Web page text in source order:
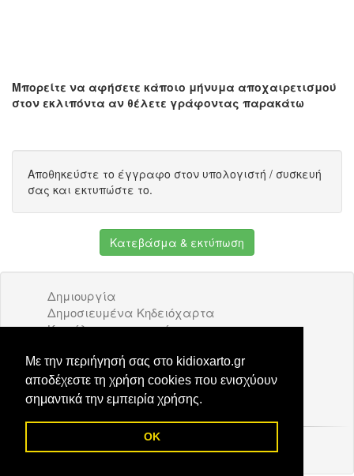
Με την περιήγησή σας στο kidioxarto.gr
αποδέχεστε τη χρήση cookies που ενισχύουν
σημαντικά την εμπειρία χρήσης.
OK
Μπορείτε να αφήσετε κάποιο μήνυμα αποχαιρετισμού
στον εκλιπόντα αν θέλετε γράφοντας παρακάτω
Αποθηκεύστε το έγγραφο στον υπολογιστή / συσκευή
σας και εκτυπώστε το.
Κατεβάσμα & εκτύπωση
Δημιουργία
Δημοσιευμένα Κηδειόχαρτα
Κατάλογος επιχειρήσεων
Διαφήμιση
Επικοινωνία
© 2026 Kidioxarto.gr /Επικοινωνία